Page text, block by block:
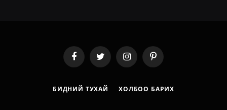
FacebookTwitter InstagramPinterest
БИДНИЙ ТУХАЙ ХОЛБОО БАРИХ